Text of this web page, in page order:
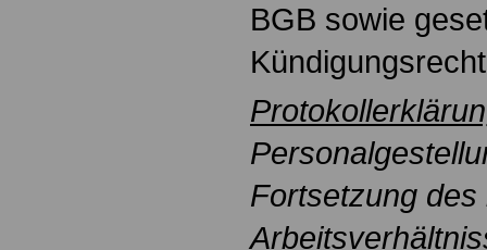
BGB sowie
Fortsetzung